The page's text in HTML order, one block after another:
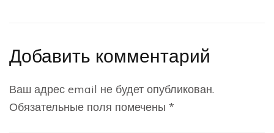
Добавить комментарий
Ваш адрес email не будет опубликован.
Обязательные поля помечены *